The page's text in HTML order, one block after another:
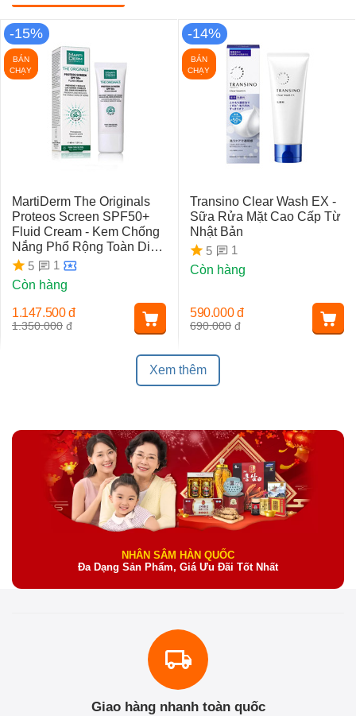
-15%
BÁN
CHẠY
MartiDerm The Originals
Proteos Screen SPF50+
Fluid Cream - Kem Chống
Nắng Phổ Rộng Toàn Diện
Ngừa Lão Hóa, Nám Da
5
1
Còn hàng
1.350.000 đ
1.147.500 đ
-14%
BÁN
CHẠY
Transino Clear Wash EX -
Sữa Rửa Mặt Cao Cấp Từ
Nhật Bản
5
1
Còn hàng
690.000 đ
590.000 đ
Xem thêm
NHÂN SÂM HÀN QUỐC
Đa Dạng Sản Phẩm, Giá Ưu Đãi Tốt Nhất
Giao hàng nhanh toàn quốc